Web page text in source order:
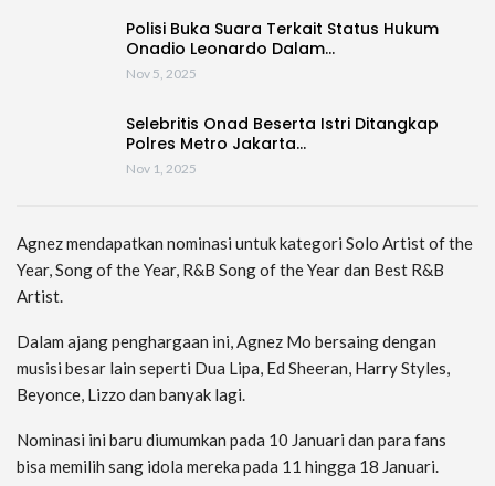
Polisi Buka Suara Terkait Status Hukum
Onadio Leonardo Dalam…
Nov 5, 2025
Selebritis Onad Beserta Istri Ditangkap
Polres Metro Jakarta…
Nov 1, 2025
Agnez mendapatkan nominasi untuk kategori Solo Artist of the
Year, Song of the Year, R&B Song of the Year dan Best R&B
Artist.
Dalam ajang penghargaan ini, Agnez Mo bersaing dengan
musisi besar lain seperti Dua Lipa, Ed Sheeran, Harry Styles,
Beyonce, Lizzo dan banyak lagi.
Nominasi ini baru diumumkan pada 10 Januari dan para fans
bisa memilih sang idola mereka pada 11 hingga 18 Januari.